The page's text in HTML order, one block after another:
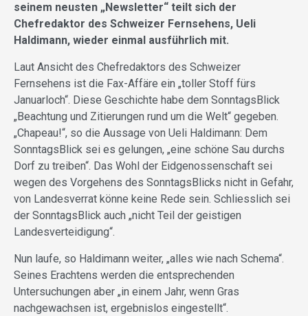
seinem neusten „Newsletter“ teilt sich der
Chefredaktor des Schweizer Fernsehens, Ueli
Haldimann, wieder einmal ausführlich mit.
Laut Ansicht des Chefredaktors des Schweizer
Fernsehens ist die Fax-Affäre ein „toller Stoff fürs
Januarloch“. Diese Geschichte habe dem SonntagsBlick
„Beachtung und Zitierungen rund um die Welt“ gegeben.
„Chapeau!“, so die Aussage von Ueli Haldimann: Dem
SonntagsBlick sei es gelungen, „eine schöne Sau durchs
Dorf zu treiben“. Das Wohl der Eidgenossenschaft sei
wegen des Vorgehens des SonntagsBlicks nicht in Gefahr,
von Landesverrat könne keine Rede sein. Schliesslich sei
der SonntagsBlick auch „nicht Teil der geistigen
Landesverteidigung“.
Nun laufe, so Haldimann weiter, „alles wie nach Schema“.
Seines Erachtens werden die entsprechenden
Untersuchungen aber „in einem Jahr, wenn Gras
nachgewachsen ist, ergebnislos eingestellt“.